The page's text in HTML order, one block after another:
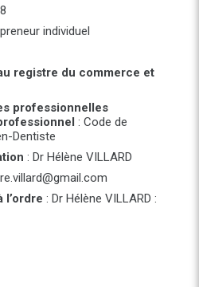
individuel
registre du commerce et
professionnelles
: Code de
Dentiste
: Dr Hélène VILLARD
l’ordre : Dr Hélène VILLARD :